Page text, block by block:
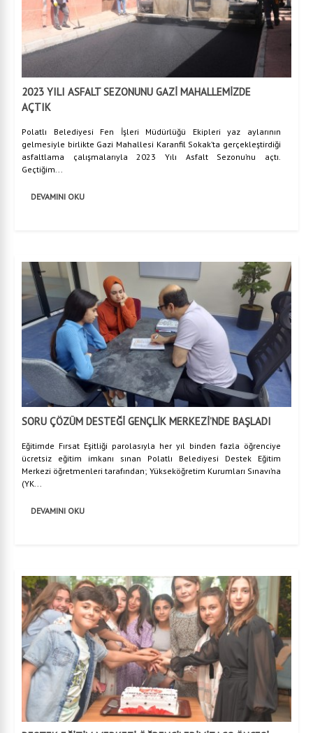
2023 YILI ASFALT SEZONUNU GAZİ MAHALLEMİZDE
AÇTIK
Polatlı Belediyesi Fen İşleri Müdürlüğü Ekipleri yaz aylarının
gelmesiyle birlikte Gazi Mahallesi Karanfil Sokak’ta gerçekleştirdiği
asfaltlama çalışmalarıyla 2023 Yılı Asfalt Sezonu’nu açtı.
Geçtiğim...
DEVAMINI OKU
SORU ÇÖZÜM DESTEĞİ GENÇLİK MERKEZİ’NDE BAŞLADI
Eğitimde Fırsat Eşitliği parolasıyla her yıl binden fazla öğrenciye
ücretsiz eğitim imkanı sınan Polatlı Belediyesi Destek Eğitim
Merkezi öğretmenleri tarafından; Yükseköğretim Kurumları Sınavı’na
(YK...
DEVAMINI OKU